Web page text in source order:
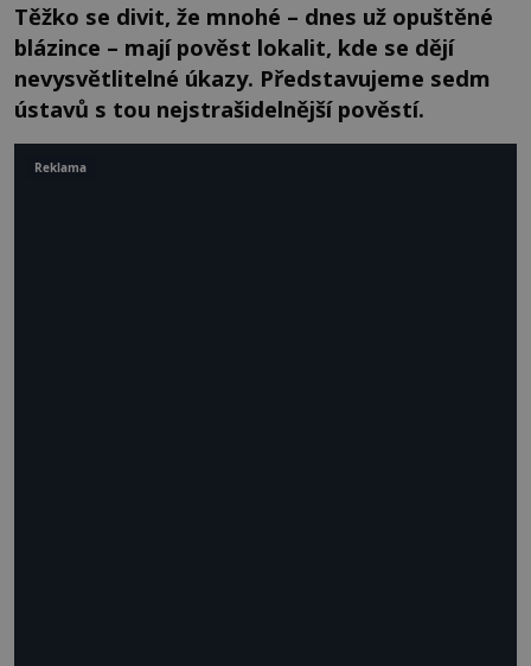
Těžko se divit, že mnohé – dnes už opuštěné
blázince – mají pověst lokalit, kde se dějí
nevysvětlitelné úkazy. Představujeme sedm
ústavů s tou nejstrašidelnější pověstí.
Reklama